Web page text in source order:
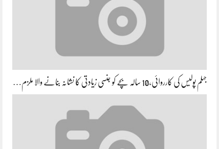
جہلم پولیس کی کارروائی،10 سالہ بچے کو جنسی زیادتی کا نشانہ بنانے والا ملزم…